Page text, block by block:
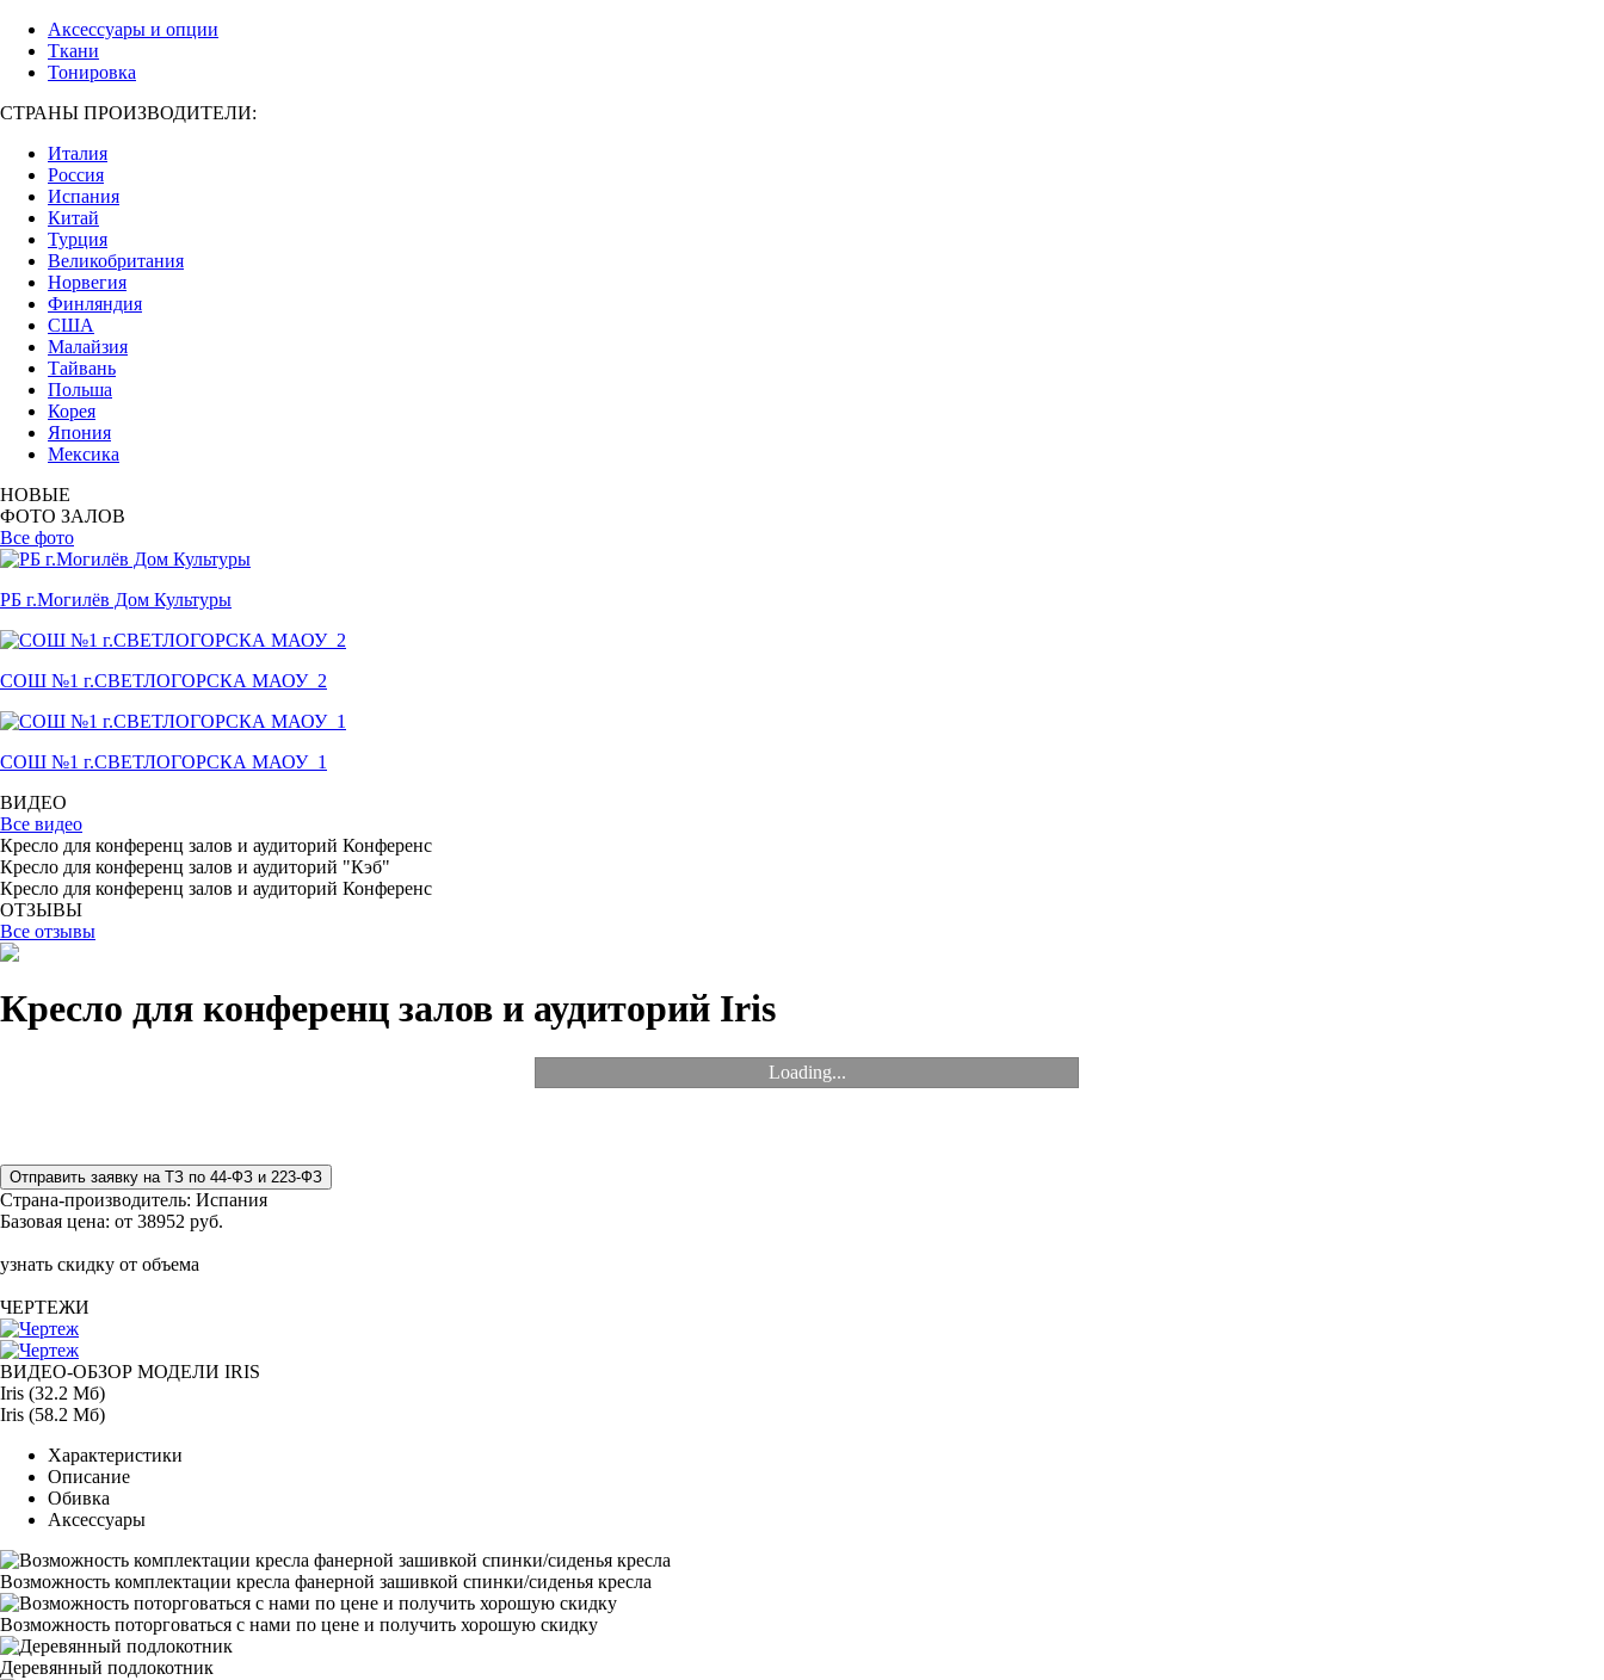
Аксессуары и опции
Ткани
Тонировка
СТРАНЫ ПРОИЗВОДИТЕЛИ:
Италия
Россия
Испания
Китай
Турция
Великобритания
Норвегия
Финляндия
США
Малайзия
Тайвань
Польша
Корея
Япония
Мексика
НОВЫЕ
ФОТО ЗАЛОВ
Все фото
РБ г.Могилёв Дом Культуры
СОШ №1 г.СВЕТЛОГОРСКА МАОУ_2
СОШ №1 г.СВЕТЛОГОРСКА МАОУ_1
ВИДЕО
Все видео
Кресло для конференц залов и аудиторий Конференс
Кресло для конференц залов и аудиторий "Кэб"
Кресло для конференц залов и аудиторий Конференс
ОТЗЫВЫ
Все отзывы
Кресло для конференц залов и аудиторий Iris
Loading...
Страна-производитель: Испания
Базовая цена: от 38952 руб.
узнать скидку от объема
ЧЕРТЕЖИ
ВИДЕО-ОБЗОР МОДЕЛИ IRIS
Iris (32.2 Мб)
Iris (58.2 Мб)
Характеристики
Описание
Обивка
Аксессуары
Возможность комплектации кресла фанерной зашивкой спинки/сиденья кресла
Возможность поторговаться с нами по цене и получить хорошую скидку
Деревянный подлокотник